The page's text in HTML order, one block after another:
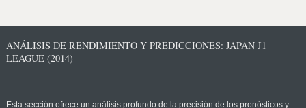
ANÁLISIS DE RENDIMIENTO Y PREDICCIONES: JAPAN J1
LEAGUE (2014)
Esta sección ofrece un análisis profundo de la precisión de los pronósticos y